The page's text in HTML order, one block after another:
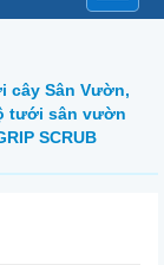
cây Sân Vườn,
tưới sân vườn
SCRUB